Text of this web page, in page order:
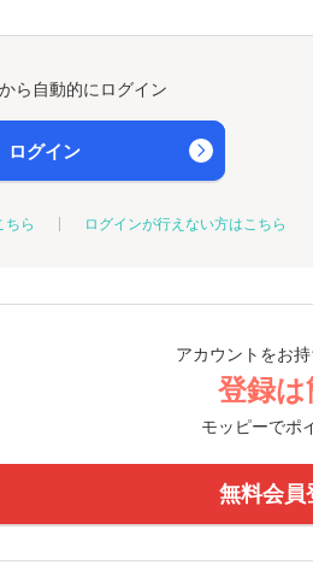
ら自動的にログイン
ログイン
ちら ログインが行えない方はこちら
アカウントをお
登録は
モッピーでポ
無料会員